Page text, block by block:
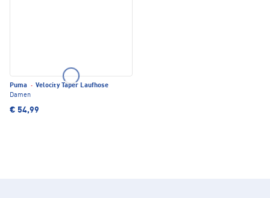
Puma · Velocity Taper Laufhose
Damen
€ 54,99